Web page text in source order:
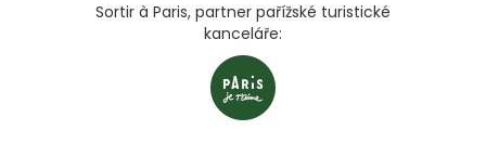
Sortir à Paris, partner pařížské turistické
kanceláře: